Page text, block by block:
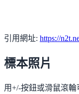
引用網址: https://
標本照片
用+/-按鈕或滑鼠滾輪